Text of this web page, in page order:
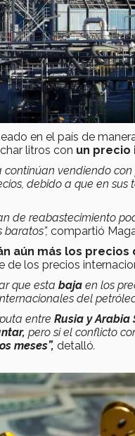
en el país de
litros con un precio
continúan vendiendo con
debido a que en
de reabastecimiento
compartió
aún más los precios
de los precios
que esta baja en los
del
entre Rusia y Arabia
pero si el conflicto
meses”, detalló.